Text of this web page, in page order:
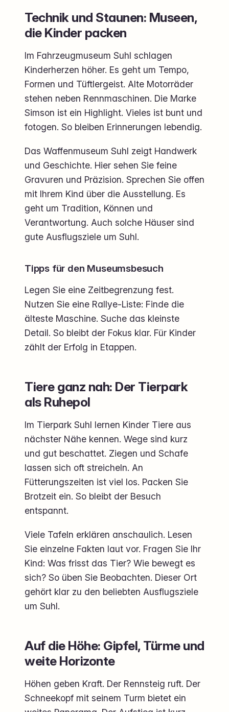
Technik und Staunen: Museen,
die Kinder packen
Im Fahrzeugmuseum Suhl schlagen
Kinderherzen höher. Es geht um Tempo,
Formen und Tüftlergeist. Alte Motorräder
stehen neben Rennmaschinen. Die Marke
Simson ist ein Highlight. Vieles ist bunt und
fotogen. So bleiben Erinnerungen lebendig.
Das Waffenmuseum Suhl zeigt Handwerk
und Geschichte. Hier sehen Sie feine
Gravuren und Präzision. Sprechen Sie offen
mit Ihrem Kind über die Ausstellung. Es
geht um Tradition, Können und
Verantwortung. Auch solche Häuser sind
gute Ausflugsziele um Suhl.
Tipps für den Museumsbesuch
Legen Sie eine Zeitbegrenzung fest.
Nutzen Sie eine Rallye-Liste: Finde die
älteste Maschine. Suche das kleinste
Detail. So bleibt der Fokus klar. Für Kinder
zählt der Erfolg in Etappen.
Tiere ganz nah: Der Tierpark
als Ruhepol
Im Tierpark Suhl lernen Kinder Tiere aus
nächster Nähe kennen. Wege sind kurz
und gut beschattet. Ziegen und Schafe
lassen sich oft streicheln. An
Fütterungszeiten ist viel los. Packen Sie
Brotzeit ein. So bleibt der Besuch
entspannt.
Viele Tafeln erklären anschaulich. Lesen
Sie einzelne Fakten laut vor. Fragen Sie Ihr
Kind: Was frisst das Tier? Wie bewegt es
sich? So üben Sie Beobachten. Dieser Ort
gehört klar zu den beliebten Ausflugsziele
um Suhl.
Auf die Höhe: Gipfel, Türme und
weite Horizonte
Höhen geben Kraft. Der Rennsteig ruft. Der
Schneekopf mit seinem Turm bietet ein